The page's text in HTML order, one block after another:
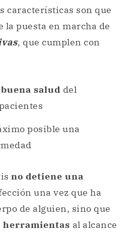
características son que
puesta en marcha de
, que cumplen con
salud del
posible una
no detiene una
una vez que ha
de alguien, sino que
herramientas al alcance